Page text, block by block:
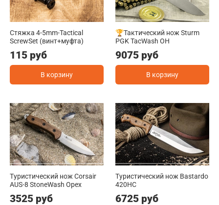
Стяжка 4-5mm-Tactical
ScrewSet (винт+муфта)
115 руб
В корзину
🏆Тактический нож Sturm
PGK TacWash OH
9075 руб
В корзину
Туристический нож Corsair
AUS-8 StoneWash Орех
3525 руб
Туристический нож Bastardo
420HC
6725 руб